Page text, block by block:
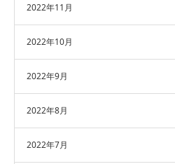
2022年11月
2022年10月
2022年9月
2022年8月
2022年7月